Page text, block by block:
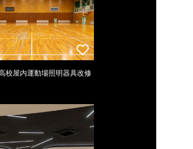
校屋内運動場照明器具改修